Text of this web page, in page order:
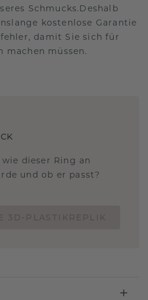
Schmucks.Deshalb
kostenlose Garantie
damit Sie sich für
machen müssen.
dieser Ring an
und ob er passt?